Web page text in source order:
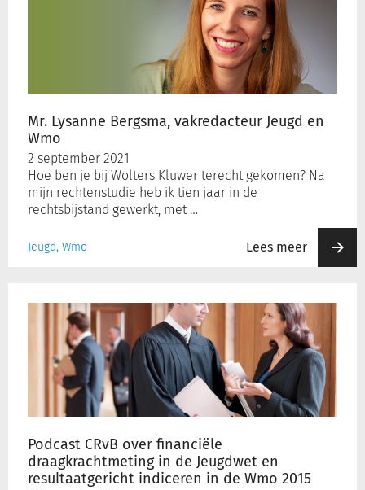
Mr. Lysanne Bergsma, vakredacteur Jeugd en
Wmo
2 september 2021
Hoe ben je bij Wolters Kluwer terecht gekomen? Na
mijn rechtenstudie heb ik tien jaar in de
rechtsbijstand gewerkt, met …
Jeugd, Wmo Lees meer
Podcast CRvB over financiële
draagkrachtmeting in de Jeugdwet en
resultaatgericht indiceren in de Wmo 2015
financiële
draagkrachtmeting
Jeugdwet
resultaatgericht
indiceren